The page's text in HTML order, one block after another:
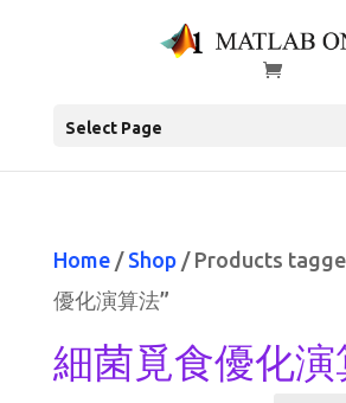
Select Page
Home/ Shop/ Products
優化演算法”
細菌覓食優化演